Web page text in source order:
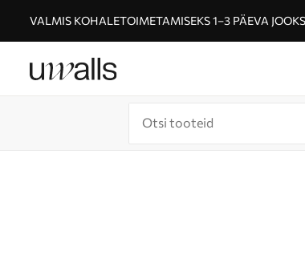
VALMIS KOHALETOIMETAMISEKS 1–3 PÄEVA